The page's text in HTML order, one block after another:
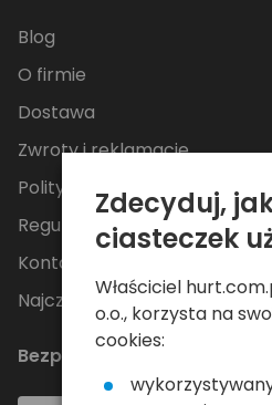
Blog
O firmie
Dostawa
Zwroty i reklamacje
Polityka Prywatności
Regulamin
Kontakt
Najczęściej zadawane
Bezpieczne płatności
Zdecyduj,
ciasteczek
Właściciel
o.o., korzysta na
cookies: